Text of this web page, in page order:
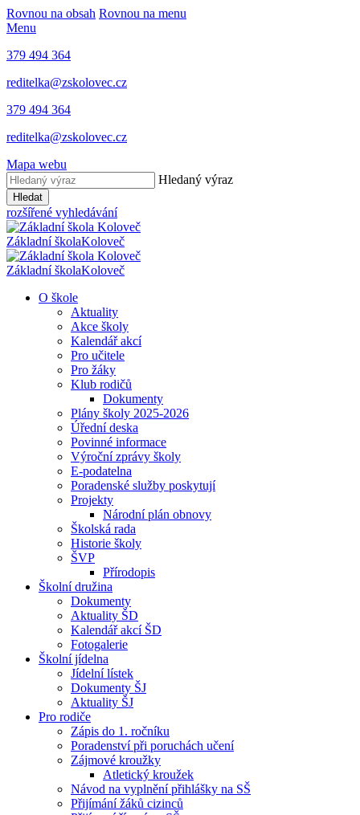
Rovnou na obsah Rovnou na menu
Menu
379 494 364
reditelka@zskolovec.cz
379 494 364
reditelka@zskolovec.cz
Mapa webu
Hledaný výraz
Hledat
rozšířené vyhledávání
Základní školaKoloveč
Základní školaKoloveč
O škole
Aktuality
Akce školy
Kalendář akcí
Pro učitele
Pro žáky
Klub rodičů
Dokumenty
Plány školy 2025-2026
Úřední deska
Povinné informace
Výroční zprávy školy
E-podatelna
Poradenské služby poskytují
Projekty
Národní plán obnovy
Školská rada
Historie školy
ŠVP
Přírodopis
Školní družina
Dokumenty
Aktuality ŠD
Kalendář akcí ŠD
Fotogalerie
Školní jídelna
Jídelní lístek
Dokumenty ŠJ
Aktuality ŠJ
Pro rodiče
Zápis do 1. ročníku
Poradenství při poruchách učení
Zájmové kroužky
Atletický kroužek
Návod na vyplnění přihlášky na SŠ
Přijímání žáků cizinců